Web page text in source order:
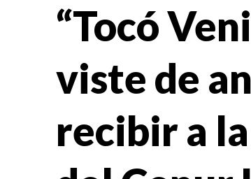
“Tocó
viste de
recibir a